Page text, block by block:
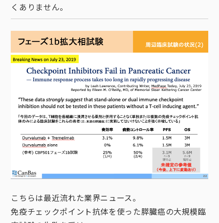
くありません。
こちらは最近流れた業界ニュース。
免疫チェックポイント抗体を使った膵臓癌の大規模臨